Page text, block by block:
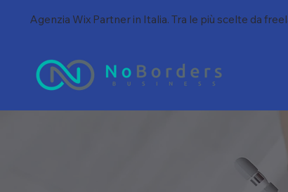
Agenzia Wix Partner in Italia. Tra le più scelte da